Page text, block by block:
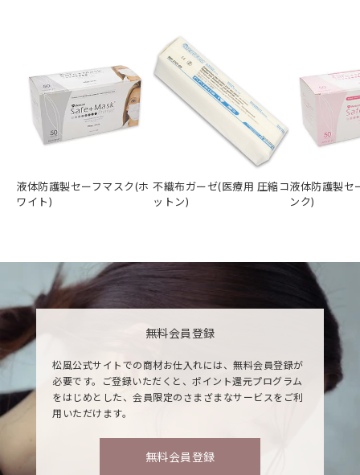
液体防護製セーフマスク(ホ
ワイト)
不織布ガーゼ(医療用 圧縮コ
ットン)
液体防護製セ
ンク)
無料会員登録
松風公式サイトでの商材お仕入れには、無料会員登録が
必要です。ご登録いただくと、ポイント還元プログラム
をはじめとした、会員限定のさまざまなサービスをご利
用いただけます。
無料会員登録